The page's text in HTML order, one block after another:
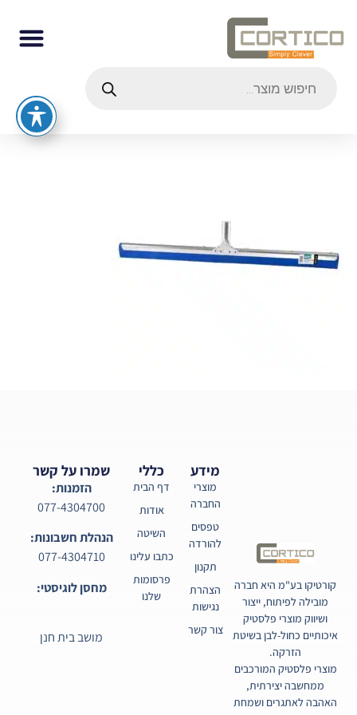
קורטיקו בע"מ היא חברה
מובילה לפיתוח, ייצור
ושיווק מוצרי פלסטיק
איכותיים כחול-לבן בשיטת
הזרקה.
מוצרי פלסטיק המורכבים
ממחשבה יצירתית,
האהבה לאתגרים ושמחת
כללי
דף הבית
אודות
השיטה
כתבו עלינו
פרסומות
שלנו
מידע
מוצרי
החברה
טפסים
להורדה
תקנון
הצהרת
נגישות
צור קשר
שמרו על קשר
הזמנות:
077-4304700
הנהלת חשבונות:
077-4304710
מחסן לוגיסטי:
מושב בית חנן